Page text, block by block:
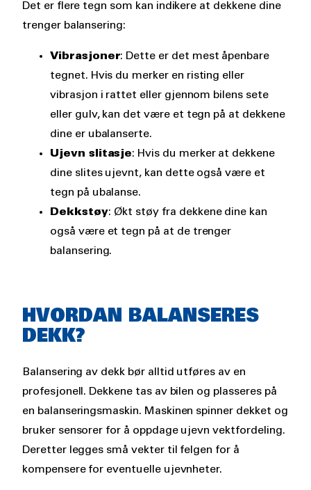
Det er flere tegn som kan indikere at dekkene dine
trenger balansering:
Vibrasjoner: Dette er det mest åpenbare
tegnet. Hvis du merker en risting eller
vibrasjon i rattet eller gjennom bilens sete
eller gulv, kan det være et tegn på at dekkene
dine er ubalanserte.
Ujevn slitasje: Hvis du merker at dekkene
dine slites ujevnt, kan dette også være et
tegn på ubalanse.
Dekkstøy: Økt støy fra dekkene dine kan
også være et tegn på at de trenger
balansering.
HVORDAN BALANSERES
DEKK?
Balansering av dekk bør alltid utføres av en
profesjonell. Dekkene tas av bilen og plasseres på
en balanseringsmaskin. Maskinen spinner dekket og
bruker sensorer for å oppdage ujevn vektfordeling.
Deretter legges små vekter til felgen for å
kompensere for eventuelle ujevnheter.